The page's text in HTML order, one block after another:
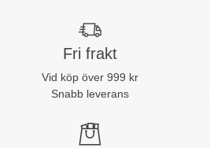
Fri frakt
Vid köp över 999 kr
Snabb leverans